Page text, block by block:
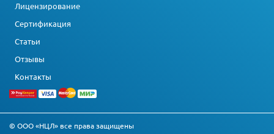
Лицензирование
Сертификация
Статьи
Отзывы
Контакты
© ООО «НЦЛ» все права защищены